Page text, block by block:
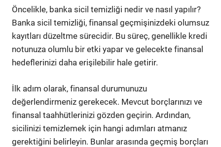
Öncelikle, banka sicil temizliği nedir ve nasıl yapılır?
Banka sicil temizliği, finansal geçmişinizdeki olumsuz
kayıtları düzeltme sürecidir. Bu süreç, genellikle kredi
notunuza olumlu bir etki yapar ve gelecekte finansal
hedeflerinizi daha erişilebilir hale getirir.
İlk adım olarak, finansal durumunuzu
değerlendirmeniz gerekecek. Mevcut borçlarınızı ve
finansal taahhütlerinizi gözden geçirin. Ardından,
sicilinizi temizlemek için hangi adımları atmanız
gerektiğini belirleyin. Bunlar arasında geçmiş borçları